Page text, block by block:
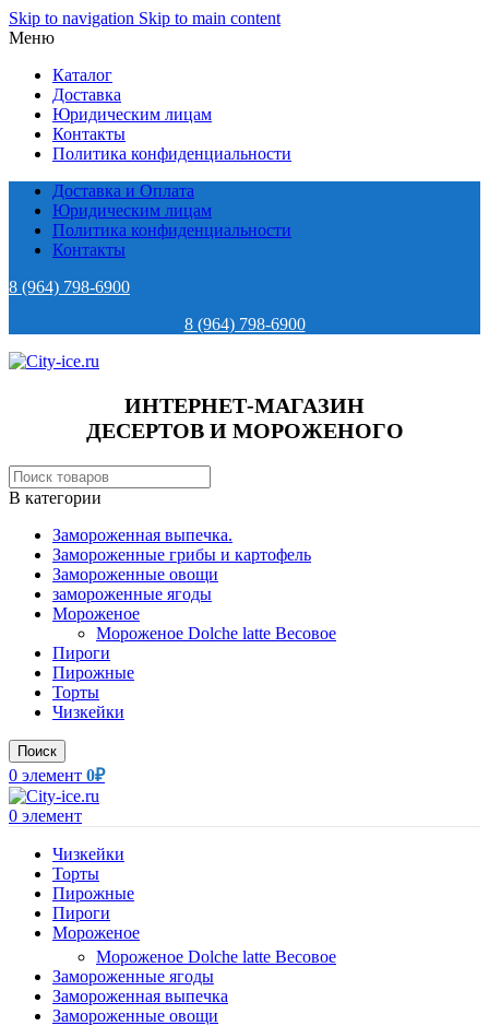
Skip to navigation Skip to main content
Меню
Каталог
Доставка
Юридическим лицам
Контакты
Политика конфиденциальности
Доставка и Оплата
Юридическим лицам
Политика конфиденциальности
Контакты
8 (964) 798-6900
8 (964) 798-6900
ИНТЕРНЕТ-МАГАЗИН
ДЕСЕРТОВ И МОРОЖЕНОГО
В категории
Замороженная выпечка.
Замороженные грибы и картофель
Замороженные овощи
замороженные ягоды
Мороженое
Мороженое Dolche latte Весовое
Пироги
Пирожные
Торты
Чизкейки
Поиск
0 элемент 0₽
0 элемент
Чизкейки
Торты
Пирожные
Пироги
Мороженое
Мороженое Dolche latte Весовое
Замороженные ягоды
Замороженная выпечка
Замороженные овощи